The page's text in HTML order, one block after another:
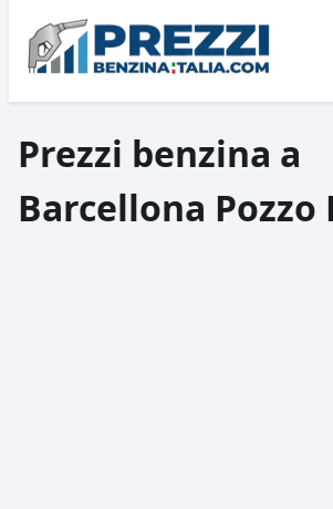
Prezzi benzina a
Barcellona Pozzo